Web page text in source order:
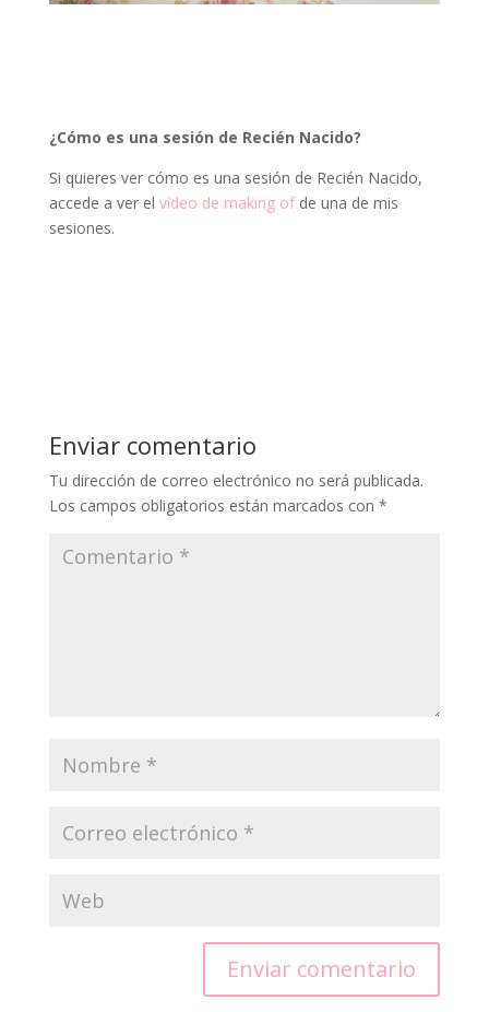
¿Cómo es una sesión de Recién Nacido?
Si quieres ver cómo es una sesión de Recién Nacido,
accede a ver el vídeo de making ofde una de mis
sesiones.
Enviar comentario
Tu dirección de correo electrónico no será publicada.
Los campos obligatorios están marcados con *